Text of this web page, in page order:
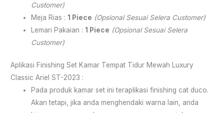
Customer)
Meja Rias :1 Piece (Opsional Sesuai Selera Customer)
Lemari Pakaian :1 Piece (Opsional Sesuai Selera
Customer)
Aplikasi Finishing Set Kamar Tempat Tidur Mewah Luxury
Classic Ariel ST-2023 :
Pada produk kamar set ini teraplikasi finishing cat duco.
Akan tetapi, jika anda menghendaki warna lain, anda